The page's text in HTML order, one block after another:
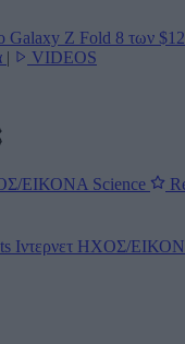
Galaxy Z Fold 8 των
| VIDEOS
ΕΙΚΟΝΑ Science
Ιντερνετ ΗΧΟΣ/